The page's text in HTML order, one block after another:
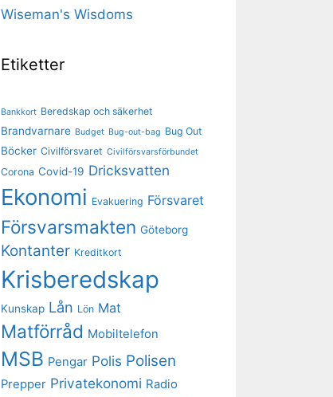
Wiseman's Wisdoms
Etiketter
Bankkort Beredskap och säkerhet
Brandvarnare Budget Bug-out-bag Bug Out
Böcker Civilförsvaret Civilförsvarsförbundet
Corona Covid-19 Dricksvatten
Ekonomi Evakuering Försvaret
Försvarsmakten Göteborg
Kontanter Kreditkort
Krisberedskap
Kunskap Lån Lön Mat
Matförråd Mobiltelefon
MSB Pengar Polis Polisen
Prepper Privatekonomi Radio